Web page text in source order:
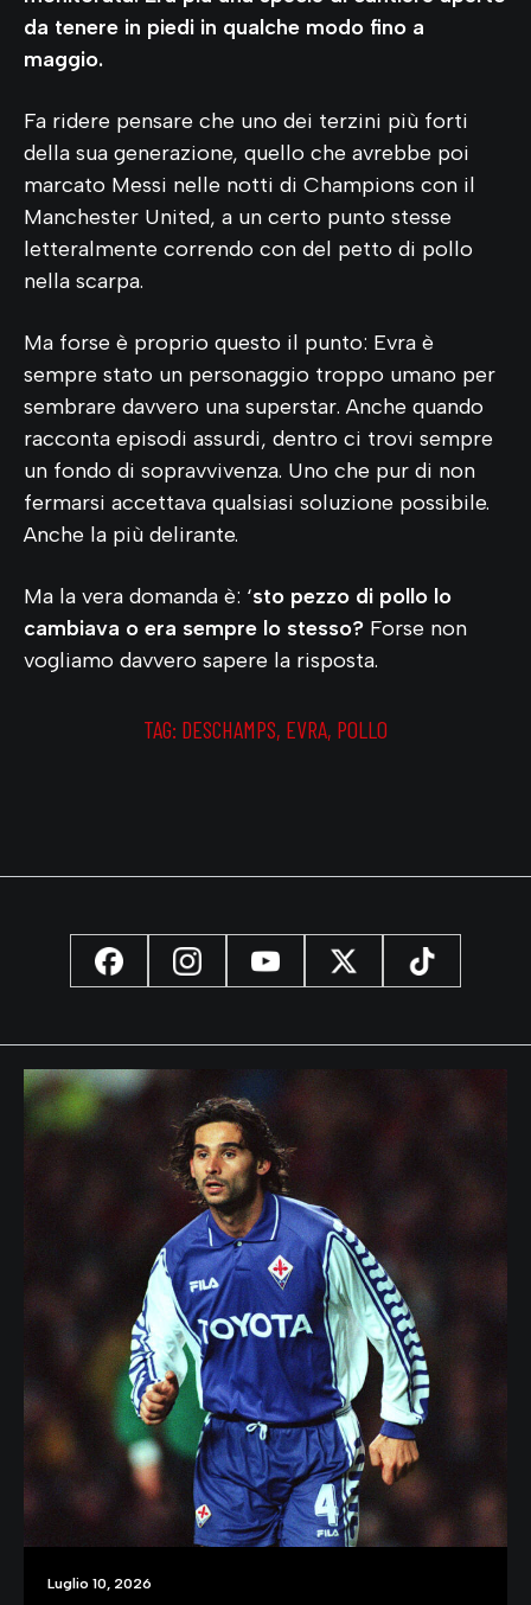
da tenere in piedi in qualche modo fino a
maggio.
Fa ridere pensare che uno dei terzini più forti
della sua generazione, quello che avrebbe poi
marcato Messi nelle notti di Champions con il
Manchester United, a un certo punto stesse
letteralmente correndo con del petto di pollo
nella scarpa.
Ma forse è proprio questo il punto: Evra è
sempre stato un personaggio troppo umano per
sembrare davvero una superstar. Anche quando
racconta episodi assurdi, dentro ci trovi sempre
un fondo di sopravvivenza. Uno che pur di non
fermarsi accettava qualsiasi soluzione possibile.
Anche la più delirante.
Ma la vera domanda è: ‘sto pezzo di pollo lo
cambiava o era sempre lo stesso? Forse non
vogliamo davvero sapere la risposta.
TAG: DESCHAMPS, EVRA, POLLO
Luglio 10, 2026